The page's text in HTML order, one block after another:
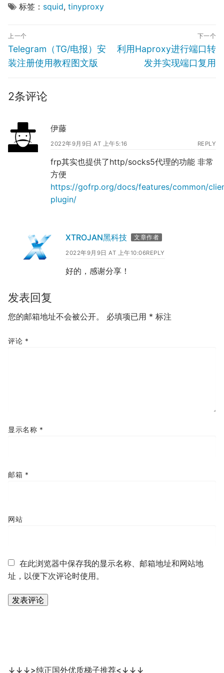
标签： squid, tinyproxy
文
章
导
上一个
Previous
post:
Telegram（TG/电报）安
装注册使用教程图文版
下一个
Next
利用Haproxy进行端口转
发并实现端口复用
2条评论
伊藤
2022年9月9日 AT 上午5:16 REPLY
frp其实也提供了http/socks5代理的功能 非常
方便
https://gofrp.org/docs/features/common/
plugin/
XTROJAN黑科技 文章作者
2022年9月9日 AT 上午10:06REPLY
好的，感谢分享！
发表回复
您的邮箱地址不会被公开。 必填项已用 * 标注
评论 *
显示名称 *
邮箱 *
网站
在此浏览器中保存我的显示名称、邮箱地址和网站地
址，以便下次评论时使用。
↓↓↓>纯正国外优质梯子推荐<↓↓↓